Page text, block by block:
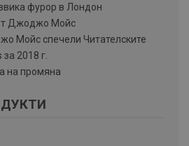
фурор в Лондон
Джоджо Мойс
Мойс спечели Читателските
2018 г.
на промяна